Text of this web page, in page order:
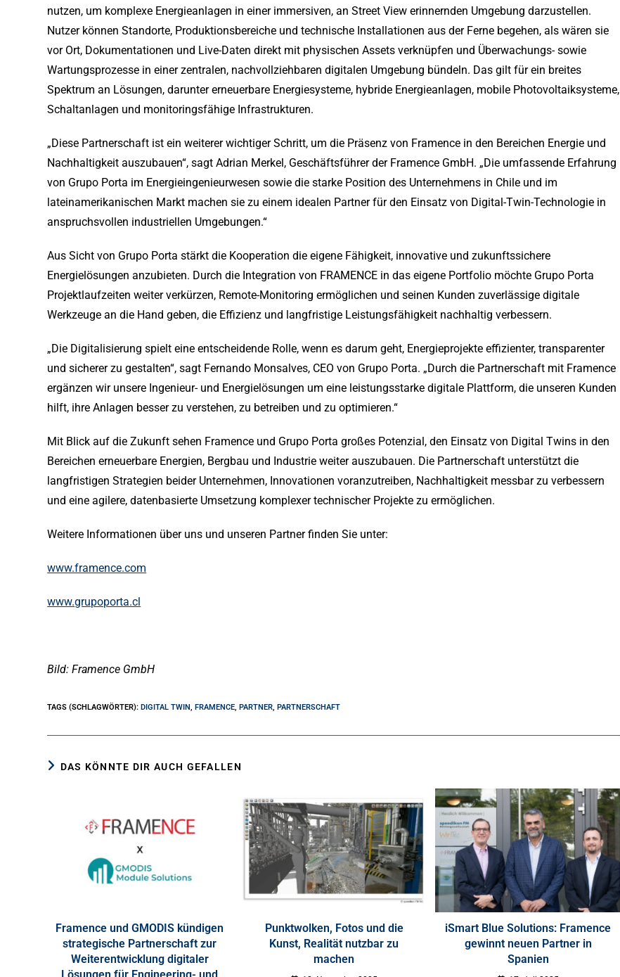
nutzen, um komplexe Energieanlagen in einer immersiven, an Street View erinnernden Umgebung darzustellen.
Nutzer können Standorte, Produktionsbereiche und technische Installationen aus der Ferne begehen, als wären sie
vor Ort, Dokumentationen und Live-Daten direkt mit physischen Assets verknüpfen und Überwachungs- sowie
Wartungsprozesse in einer zentralen, nachvollziehbaren digitalen Umgebung bündeln. Das gilt für ein breites
Spektrum an Lösungen, darunter erneuerbare Energiesysteme, hybride Energieanlagen, mobile Photovoltaiksysteme,
Schaltanlagen und monitoringsfähige Infrastrukturen.
„Diese Partnerschaft ist ein weiterer wichtiger Schritt, um die Präsenz von Framence in den Bereichen Energie und
Nachhaltigkeit auszubauen“, sagt Adrian Merkel, Geschäftsführer der Framence GmbH. „Die umfassende Erfahrung
von Grupo Porta im Energieingenieurwesen sowie die starke Position des Unternehmens in Chile und im
lateinamerikanischen Markt machen sie zu einem idealen Partner für den Einsatz von Digital-Twin-Technologie in
anspruchsvollen industriellen Umgebungen.“
Aus Sicht von Grupo Porta stärkt die Kooperation die eigene Fähigkeit, innovative und zukunftssichere
Energielösungen anzubieten. Durch die Integration von FRAMENCE in das eigene Portfolio möchte Grupo Porta
Projektlaufzeiten weiter verkürzen, Remote-Monitoring ermöglichen und seinen Kunden zuverlässige digitale
Werkzeuge an die Hand geben, die Effizienz und langfristige Leistungsfähigkeit nachhaltig verbessern.
„Die Digitalisierung spielt eine entscheidende Rolle, wenn es darum geht, Energieprojekte effizienter, transparenter
und sicherer zu gestalten“, sagt Fernando Monsalves, CEO von Grupo Porta. „Durch die Partnerschaft mit Framence
ergänzen wir unsere Ingenieur- und Energielösungen um eine leistungsstarke digitale Plattform, die unseren Kunden
hilft, ihre Anlagen besser zu verstehen, zu betreiben und zu optimieren.“
Mit Blick auf die Zukunft sehen Framence und Grupo Porta großes Potenzial, den Einsatz von Digital Twins in den
Bereichen erneuerbare Energien, Bergbau und Industrie weiter auszubauen. Die Partnerschaft unterstützt die
langfristigen Strategien beider Unternehmen, Innovationen voranzutreiben, Nachhaltigkeit messbar zu verbessern
und eine agilere, datenbasierte Umsetzung komplexer technischer Projekte zu ermöglichen.
Weitere Informationen über uns und unseren Partner finden Sie unter:
www.framence.com
www.grupoporta.cl
Bild: Framence GmbH
TAGS (SCHLAGWÖRTER):DIGITAL TWIN, FRAMENCE, PARTNER, PARTNERSCHAFT
DAS KÖNNTE DIR AUCH GEFALLEN
Framence und GMODIS kündigen
strategische Partnerschaft zur
Weiterentwicklung digitaler
Lösungen für Engineering- und
Punktwolken, Fotos und die
Kunst, Realität nutzbar zu
machen
iSmart Blue Solutions: Framence
gewinnt neuen Partner in
Spanien